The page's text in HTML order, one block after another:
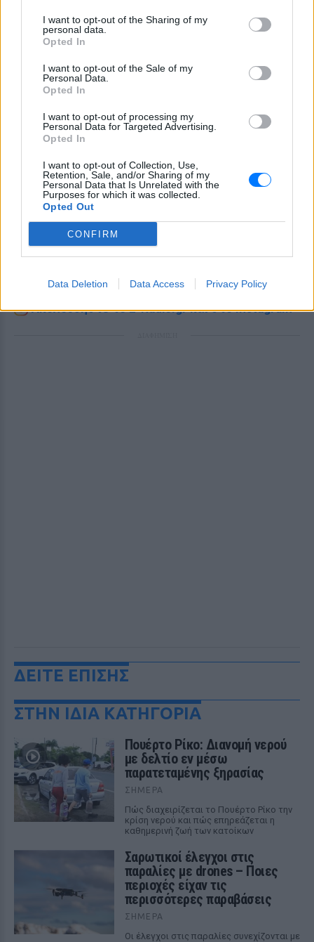
I want to opt-out of the Sharing of my
personal data.
Opted In
I want to opt-out of the Sale of my
Personal Data.
Opted In
I want to opt-out of processing my
Personal Data for Targeted Advertising.
Opted In
I want to opt-out of Collection, Use,
Retention, Sale, and/or Sharing of my
Personal Data that Is Unrelated with the
Purposes for which it was collected.
Opted Out
CONFIRM
Data Deletion Data Access Privacy Policy
Ακολουθήστε το E-Radio.gr στο
και μάθετε πρώτοι
τα πιο hot νέα
Για ακόμη περισσότερανέα, μπείτε στηνροή
ειδήσεων
του E-Daily.gr
Ακολουθήστε το E-Radio.gr και στο Instagram
ΔΕΙΤΕ ΕΠΙΣΗΣ
ΣΤΗΝ ΙΔΙΑ ΚΑΤΗΓΟΡΙΑ
Πουέρτο Ρίκο: Διανομή νερού
με δελτίο εν μέσω
παρατεταμένης ξηρασίας
ΣΉΜΕΡΑ
Πώς διαχειρίζεται το Πουέρτο Ρίκο την
κρίση νερού και πώς επηρεάζεται η
καθημερινή ζωή των κατοίκων
Σαρωτικοί έλεγχοι στις
παραλίες με drones – Ποιες
περιοχές είχαν τις
περισσότερες παραβάσεις
ΣΉΜΕΡΑ
Οι έλεγχοι στις παραλίες συνεχίζονται με